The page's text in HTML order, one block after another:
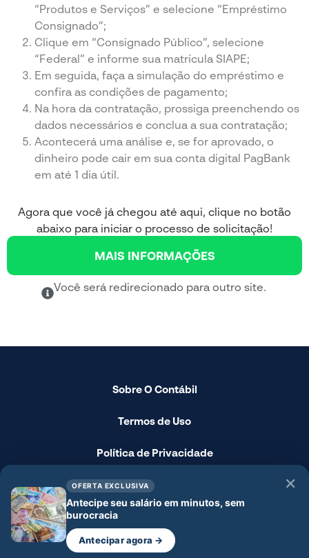
“Produtos e Serviços” e selecione “Empréstimo
Consignado”;
Clique em “Consignado Público”, selecione
“Federal” e informe sua matrícula SIAPE;
Em seguida, faça a simulação do empréstimo e
confira as condições de pagamento;
Na hora da contratação, prossiga preenchendo os
dados necessários e conclua a sua contratação;
Acontecerá uma análise e, se for aprovado, o
dinheiro pode cair em sua conta digital PagBank
em até 1 dia útil.
Agora que você já chegou até aqui, clique no botão
abaixo para iniciar o processo de solicitação!
MAIS INFORMAÇÕES
Você será redirecionado para outro site.
Sobre O Contábil
Termos de Uso
Política de Privacidade
Fale Conosco
© 2024 - O Contábil - Todos os direitos reservados
OFERTA EXCLUSIVA
Antecipe seu salário em minutos, sem
burocracia
Antecipar agora →
✕